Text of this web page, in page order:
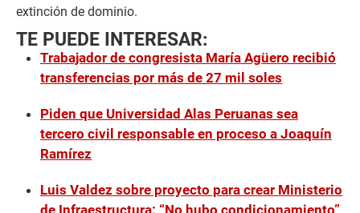
extinción de dominio.
TE PUEDE INTERESAR:
Trabajador de congresista María Agüero recibió
transferencias por más de 27 mil soles
Piden que Universidad Alas Peruanas sea
tercero civil responsable en proceso a Joaquín
Ramírez
Luis Valdez sobre proyecto para crear Ministerio
de Infraestructura: “No hubo condicionamiento”